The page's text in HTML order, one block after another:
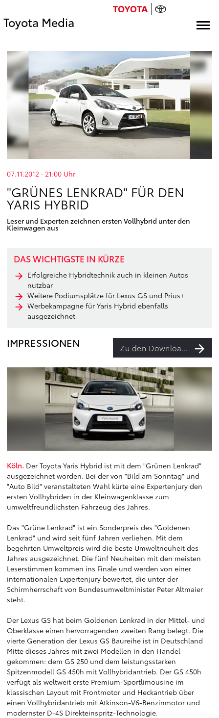
Toyota Media
07.11.2012 · 21:00 Uhr
"GRÜNES LENKRAD" FÜR DEN
YARIS HYBRID
Leser und Experten zeichnen ersten Vollhybrid unter den
Kleinwagen aus
DAS WICHTIGSTE IN KÜRZE
Erfolgreiche Hybridtechnik auch in kleinen Autos
nutzbar
Weitere Podiumsplätze für Lexus GS und Prius+
Werbekampagne für Yaris Hybrid ebenfalls
ausgezeichnet
IMPRESSIONEN Zu den Downloads
Köln. Der Toyota Yaris Hybrid ist mit dem "Grünen Lenkrad"
ausgezeichnet worden. Bei der von "Bild am Sonntag" und
"Auto Bild" veranstalteten Wahl kürte eine Expertenjury den
ersten Vollhybriden in der Kleinwagenklasse zum
umweltfreundlichsten Fahrzeug des Jahres.
Das "Grüne Lenkrad" ist ein Sonderpreis des "Goldenen
Lenkrad" und wird seit fünf Jahren verliehen. Mit dem
begehrten Umweltpreis wird die beste Umweltneuheit des
Jahres ausgezeichnet. Die fünf Neuheiten mit den meisten
Leserstimmen kommen ins Finale und werden von einer
internationalen Expertenjury bewertet, die unter der
Schirmherrschaft von Bundesumweltminister Peter Altmaier
steht.
Der Lexus GS hat beim Goldenen Lenkrad in der Mittel- und
Oberklasse einen hervorragenden zweiten Rang belegt. Die
vierte Generation der Lexus GS Baureihe ist in Deutschland
Mitte dieses Jahres mit zwei Modellen in den Handel
gekommen: dem GS 250 und dem leistungsstarken
Spitzenmodell GS 450h mit Vollhybridantrieb. Der GS 450h
verfügt als weltweit erste Premium-Sportlimousine im
klassischen Layout mit Frontmotor und Heckantrieb über
einen Vollhybridantrieb mit Atkinson-V6-Benzinmotor und
modernster D-4S Direkteinspritz-Technologie.